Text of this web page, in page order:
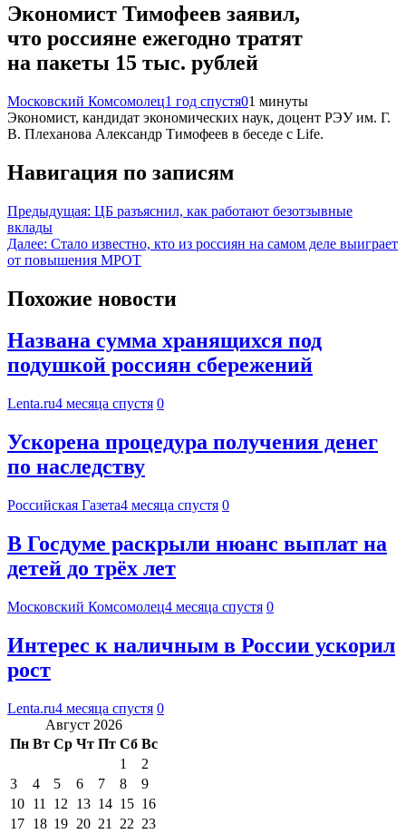
Экономист Тимофеев заявил,
что россияне ежегодно тратят
на пакеты 15 тыс. рублей
Московский Комсомолец1 год спустя01 минуты
Экономист, кандидат экономических наук, доцент РЭУ им. Г.
В. Плеханова Александр Тимофеев в беседе с Life.
Навигация по записям
Предыдущая: ЦБ разъяснил, как работают безотзывные
вклады
Далее: Стало известно, кто из россиян на самом деле выиграет
от повышения МРОТ
Похожие новости
Названа сумма хранящихся под
подушкой россиян сбережений
Lenta.ru4 месяца спустя 0
Ускорена процедура получения денег
по наследству
Российская Газета4 месяца спустя 0
В Госдуме раскрыли нюанс выплат на
детей до трёх лет
Московский Комсомолец4 месяца спустя 0
Интерес к наличным в России ускорил
рост
Lenta.ru4 месяца спустя 0
Август 2026
Пн Вт Ср Чт Пт Сб Вс
1
2
3
4 5 6 7 8
9
10 11 12 13 14 15 16
17 18 19 20 21 22 23